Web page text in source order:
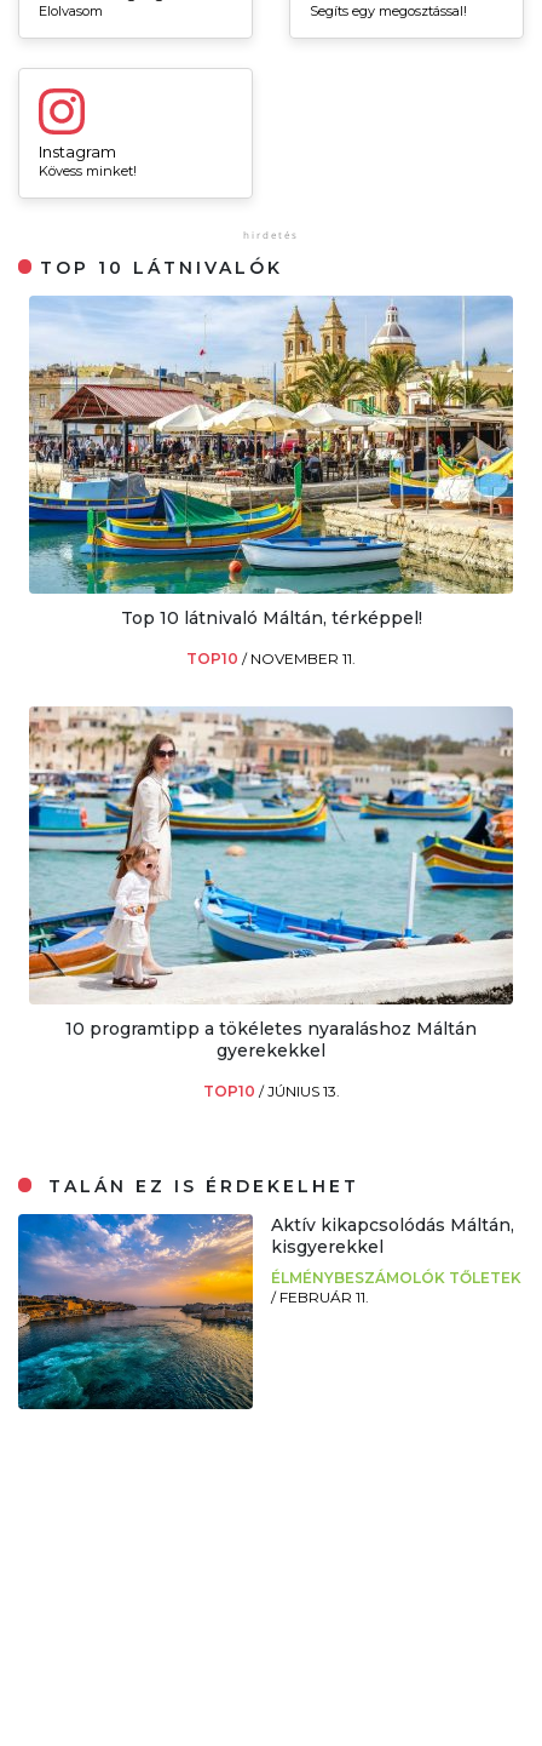
Elolvasom Segíts egy megosztással!
Instagram
Kövess minket!
TOP 10 LÁTNIVALÓK
Top 10 látnivaló Máltán, térképpel!
TOP10 / NOVEMBER 11.
10 programtipp a tökéletes nyaraláshoz Máltán
gyerekekkel
TOP10 /JÚNIUS 13.
TALÁN EZ IS ÉRDEKELHET
Aktív kikapcsolódás Máltán,
kisgyerekkel
ÉLMÉNYBESZÁMOLÓK TŐLETEK
/ FEBRUÁR 11.